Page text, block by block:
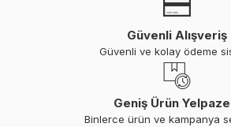
Güvenli Alışveriş
Güvenli ve kolay ödeme
Geniş Ürün
Binlerce ürün ve kampanya